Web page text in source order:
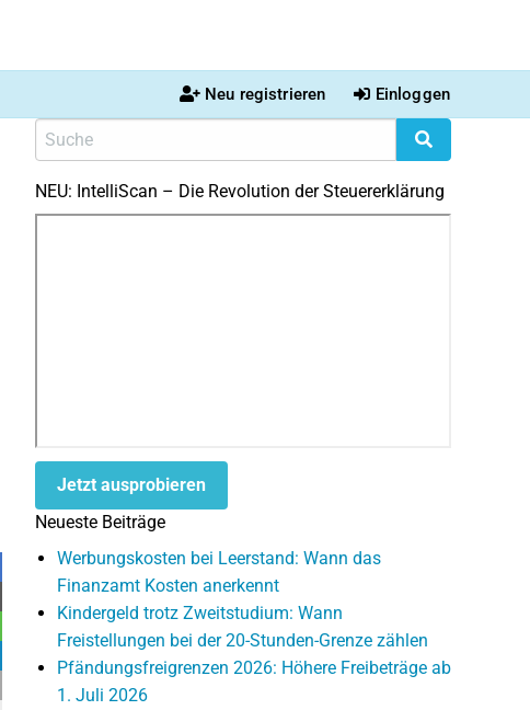
Neu registrieren Einloggen
NEU: IntelliScan – Die Revolution der Steuererklärung
Jetzt ausprobieren
Neueste Beiträge
Werbungskosten bei Leerstand: Wann das
Finanzamt Kosten anerkennt
Kindergeld trotz Zweitstudium: Wann
Freistellungen bei der 20-Stunden-Grenze zählen
Pfändungsfreigrenzen 2026: Höhere Freibeträge ab
1. Juli 2026